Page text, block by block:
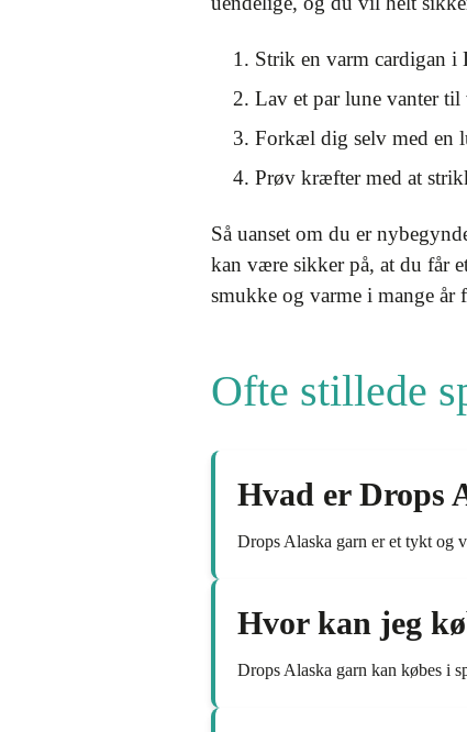
Strik en varm cardigan i
Lav et par lune vanter til
Forkæl dig selv med en
Prøv kræfter med at
Så uanset om du er
kan være sikker på, at du får
smukke og varme i mange år
Ofte stillede
Hvad er Drops
Drops Alaska garn er et tykt og
Hvor kan jeg
Drops Alaska garn kan købes i